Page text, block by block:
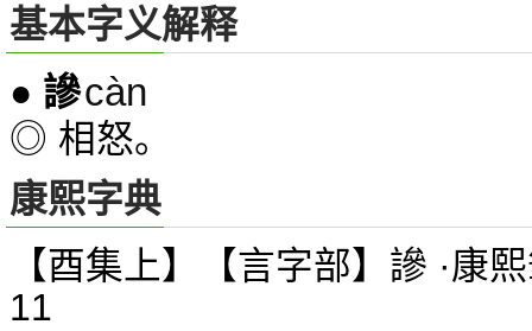
基本字义解释
● 謲càn
◎ 相怒。
康熙字典
【酉集上】【言字部】謲 ·康
11